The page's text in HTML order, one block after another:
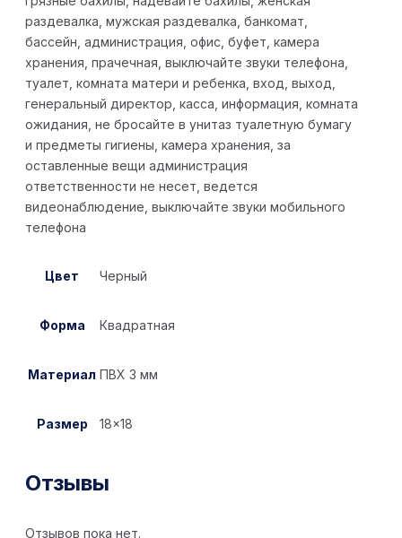
раздевалка, мужская раздевалка, банкомат,
бассейн, администрация, офис, буфет, камера
хранения, прачечная, выключайте звуки телефона,
туалет, комната матери и ребенка, вход, выход,
генеральный директор, касса, информация, комната
ожидания, не бросайте в унитаз туалетную бумагу
и предметы гигиены, камера хранения, за
оставленные вещи администрация
ответственности не несет, ведется
видеонаблюдение, выключайте звуки мобильного
телефона
Цвет Черный
Форма Квадратная
Материал ПВХ 3 мм
Размер 18×18
Отзывы
Отзывов пока нет.